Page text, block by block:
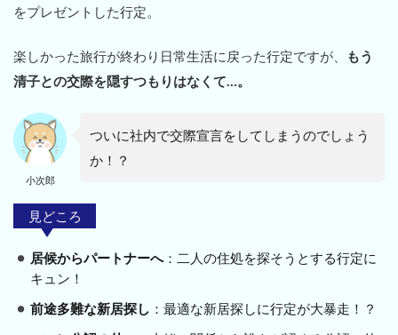
をプレゼントした行定。
楽しかった旅行が終わり日常生活に戻った行定ですが、
もう
清子との交際を隠すつもりはなくて…。
小次郎
ついに社内で交際宣言をしてしまうのでしょう
か！？
見どころ
居候からパートナーへ：二人の住処を探そうとする行定に
キュン！
前途多難な新居探し ：最適な新居探しに行定が大暴走！？